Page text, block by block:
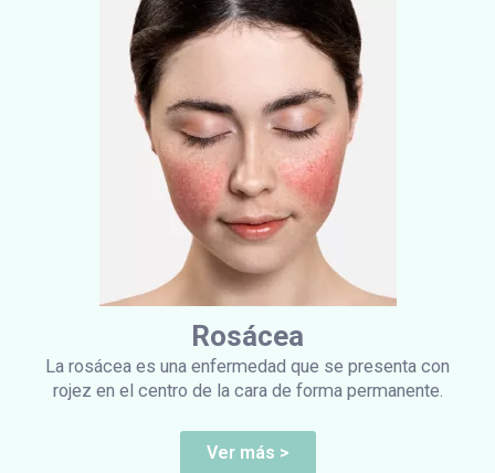
Rosácea
La rosácea es una enfermedad que se presenta con
rojez en el centro de la cara de forma permanente.
Ver más >